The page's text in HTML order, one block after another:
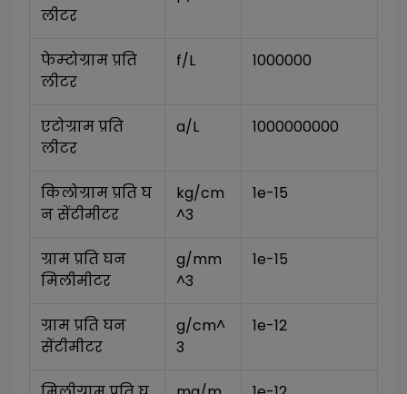
लीटर
फेम्टोग्राम प्रति
लीटर
f/L 1000000
एटोग्राम प्रति
लीटर
a/L 1000000000
किलोग्राम प्रति घ
न सेंटीमीटर
kg/cm
^3
1e-15
ग्राम प्रति घन
मिलीमीटर
g/mm
^3
1e-15
ग्राम प्रति घन
सेंटीमीटर
g/cm^
3
1e-12